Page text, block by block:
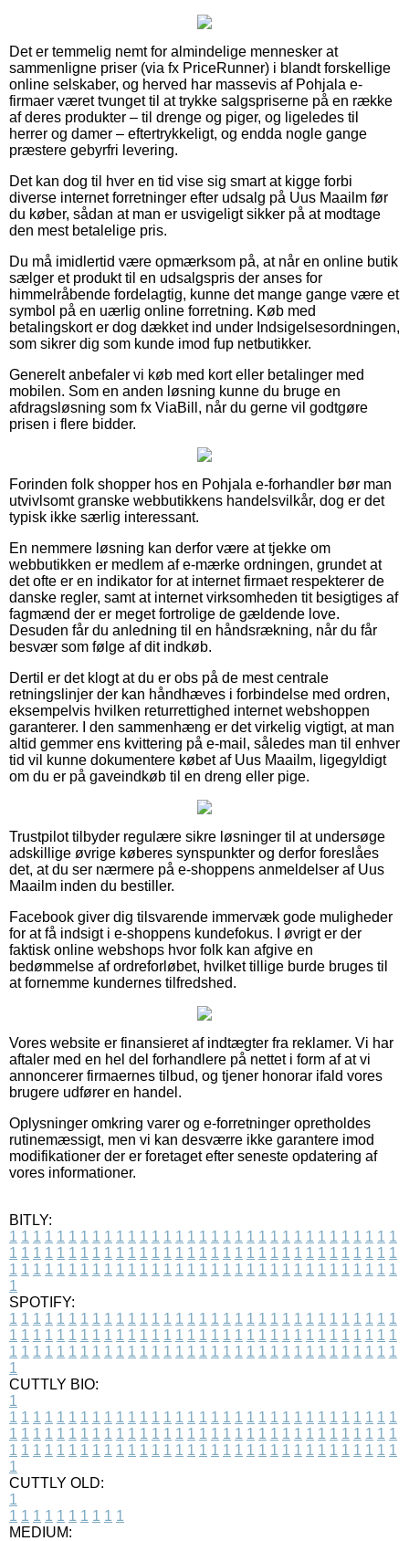
Det er temmelig nemt for almindelige mennesker at
sammenligne priser (via fx PriceRunner) i blandt forskellige
online selskaber, og herved har massevis af Pohjala e-
firmaer været tvunget til at trykke salgspriserne på en række
af deres produkter – til drenge og piger, og ligeledes til
herrer og damer – eftertrykkeligt, og endda nogle gange
præstere gebyrfri levering.
Det kan dog til hver en tid vise sig smart at kigge forbi
diverse internet forretninger efter udsalg på Uus Maailm før
du køber, sådan at man er usvigeligt sikker på at modtage
den mest betalelige pris.
Du må imidlertid være opmærksom på, at når en online butik
sælger et produkt til en udsalgspris der anses for
himmelråbende fordelagtig, kunne det mange gange være et
symbol på en uærlig online forretning. Køb med
betalingskort er dog dækket ind under Indsigelsesordningen,
som sikrer dig som kunde imod fup netbutikker.
Generelt anbefaler vi køb med kort eller betalinger med
mobilen. Som en anden løsning kunne du bruge en
afdragsløsning som fx ViaBill, når du gerne vil godtgøre
prisen i flere bidder.
Forinden folk shopper hos en Pohjala e-forhandler bør man
utvivlsomt granske webbutikkens handelsvilkår, dog er det
typisk ikke særlig interessant.
En nemmere løsning kan derfor være at tjekke om
webbutikken er medlem af e-mærke ordningen, grundet at
det ofte er en indikator for at internet firmaet respekterer de
danske regler, samt at internet virksomheden tit besigtiges af
fagmænd der er meget fortrolige de gældende love.
Desuden får du anledning til en håndsrækning, når du får
besvær som følge af dit indkøb.
Dertil er det klogt at du er obs på de mest centrale
retningslinjer der kan håndhæves i forbindelse med ordren,
eksempelvis hvilken returrettighed internet webshoppen
garanterer. I den sammenhæng er det virkelig vigtigt, at man
altid gemmer ens kvittering på e-mail, således man til enhver
tid vil kunne dokumentere købet af Uus Maailm, ligegyldigt
om du er på gaveindkøb til en dreng eller pige.
Trustpilot tilbyder regulære sikre løsninger til at undersøge
adskillige øvrige køberes synspunkter og derfor foreslåes
det, at du ser nærmere på e-shoppens anmeldelser af Uus
Maailm inden du bestiller.
Facebook giver dig tilsvarende immervæk gode muligheder
for at få indsigt i e-shoppens kundefokus. I øvrigt er der
faktisk online webshops hvor folk kan afgive en
bedømmelse af ordreforløbet, hvilket tillige burde bruges til
at fornemme kundernes tilfredshed.
Vores website er finansieret af indtægter fra reklamer. Vi har
aftaler med en hel del forhandlere på nettet i form af at vi
annoncerer firmaernes tilbud, og tjener honorar ifald vores
brugere udfører en handel.
Oplysninger omkring varer og e-forretninger opretholdes
rutinemæssigt, men vi kan desværre ikke garantere imod
modifikationer der er foretaget efter seneste opdatering af
vores informationer.
BITLY:
1 1 1 1 1 1 1 1 1 1 1 1 1 1 1 1 1 1 1 1 1 1 1 1 1 1 1 1 1 1 1 1 1
1 1 1 1 1 1 1 1 1 1 1 1 1 1 1 1 1 1 1 1 1 1 1 1 1 1 1 1 1 1 1 1 1
1 1 1 1 1 1 1 1 1 1 1 1 1 1 1 1 1 1 1 1 1 1 1 1 1 1 1 1 1 1 1 1 1
1
SPOTIFY:
1 1 1 1 1 1 1 1 1 1 1 1 1 1 1 1 1 1 1 1 1 1 1 1 1 1 1 1 1 1 1 1 1
1 1 1 1 1 1 1 1 1 1 1 1 1 1 1 1 1 1 1 1 1 1 1 1 1 1 1 1 1 1 1 1 1
1 1 1 1 1 1 1 1 1 1 1 1 1 1 1 1 1 1 1 1 1 1 1 1 1 1 1 1 1 1 1 1 1
1
CUTTLY BIO:
1
1 1 1 1 1 1 1 1 1 1 1 1 1 1 1 1 1 1 1 1 1 1 1 1 1 1 1 1 1 1 1 1 1
1 1 1 1 1 1 1 1 1 1 1 1 1 1 1 1 1 1 1 1 1 1 1 1 1 1 1 1 1 1 1 1 1
1 1 1 1 1 1 1 1 1 1 1 1 1 1 1 1 1 1 1 1 1 1 1 1 1 1 1 1 1 1 1 1 1
1
CUTTLY OLD:
1
1 1 1 1 1 1 1 1 1 1
MEDIUM: